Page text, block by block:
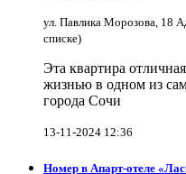
ул. Павлика Морозова, 18
списке)
Эта квартира
жизнью в одном из
города Сочи
13-11-2024 12:36
Номер в Апарт-отеле